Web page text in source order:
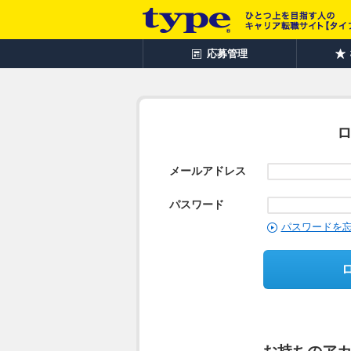
応募管理
メールアドレス
パスワード
パスワードを